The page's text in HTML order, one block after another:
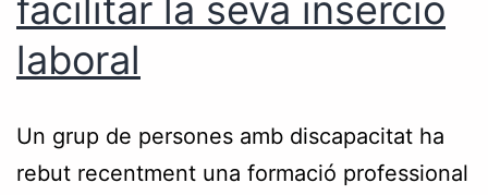
facilitar la seva inserció
laboral
Un grup de persones amb discapacitat ha
rebut recentment una formació professional